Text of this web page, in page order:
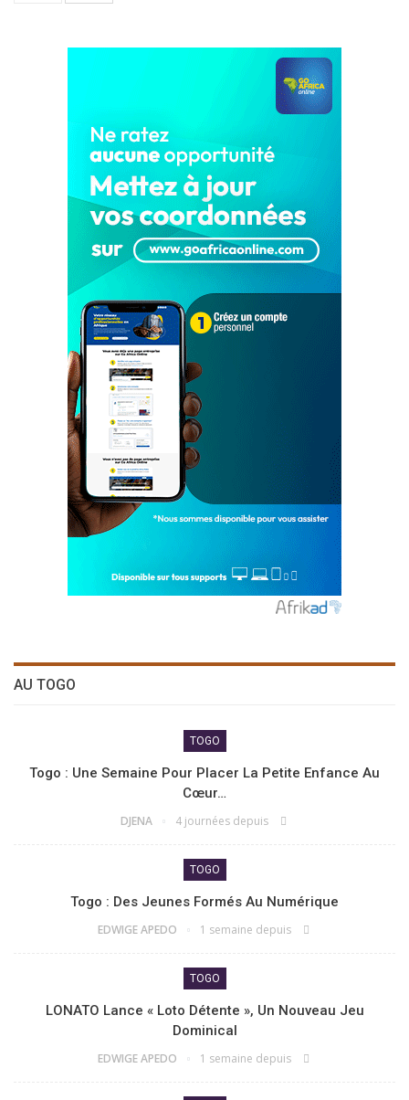
AU TOGO
TOGO
Togo : Une Semaine Pour Placer La Petite Enfance Au
Cœur…
DJENA 4 journées depuis
TOGO
Togo : Des Jeunes Formés Au Numérique
EDWIGE APEDO 1 semaine depuis
TOGO
LONATO Lance « Loto Détente », Un Nouveau Jeu
Dominical
EDWIGE APEDO 1 semaine depuis